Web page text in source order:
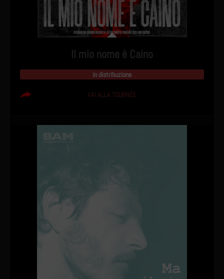
Il mio nome è Caino
in distribuzione
VAI ALLA TOURNÉE